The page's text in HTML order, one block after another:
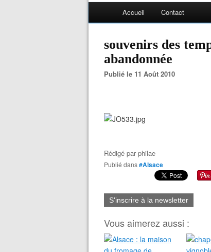
Accueil Contact
souvenirs des
abandonnée
Publié le 11 Août 2010
Rédigé parphilae
Publié dans#Alsace
S'inscrire à la newsletter
Vous aimerez aussi :